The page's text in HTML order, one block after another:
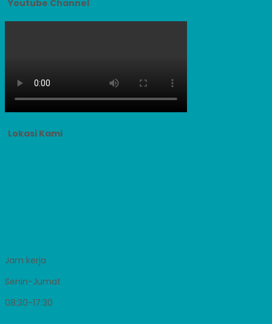
Youtube Channel
Lokasi Kami
Jam kerja
Senin-Jumat
08:30-17:30